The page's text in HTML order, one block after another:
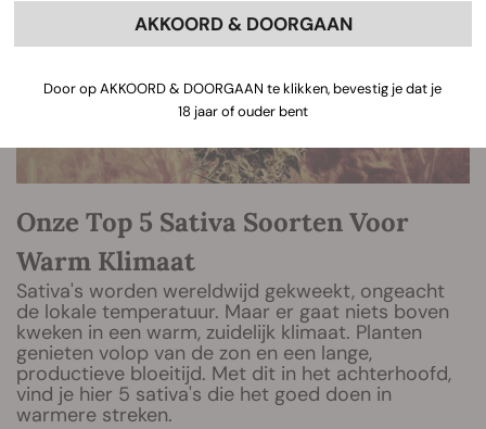
Onze Top 5 Sativa Soorten Voor
Warm Klimaat
Sativa's worden wereldwijd gekweekt, ongeacht
de lokale temperatuur. Maar er gaat niets boven
kweken in een warm, zuidelijk klimaat. Planten
genieten volop van de zon en een lange,
productieve bloeitijd. Met dit in het achterhoofd,
vind je hier 5 sativa's die het goed doen in
warmere streken.
AKKOORD & DOORGAAN
Door op AKKOORD & DOORGAAN te klikken, bevestig je dat je
18 jaar of ouder bent